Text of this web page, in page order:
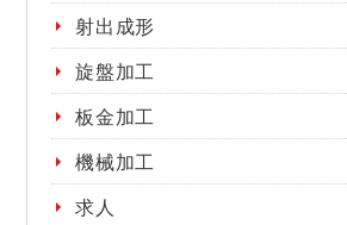
射出成形
旋盤加工
板金加工
機械加工
求人